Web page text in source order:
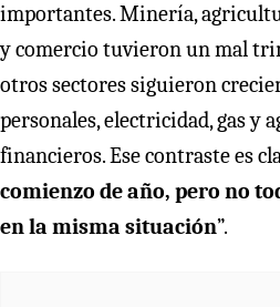
importantes. Minería,
y comercio tuvieron un mal
otros sectores siguieron
personales, electricidad, gas y
financieros. Ese contraste es
comienzo de año, pero no
en la misma situación”.